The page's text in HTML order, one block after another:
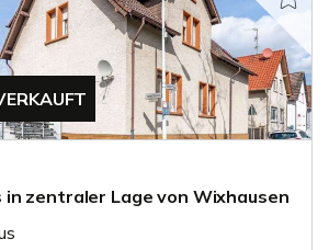
in zentraler Lage von Wixhausen